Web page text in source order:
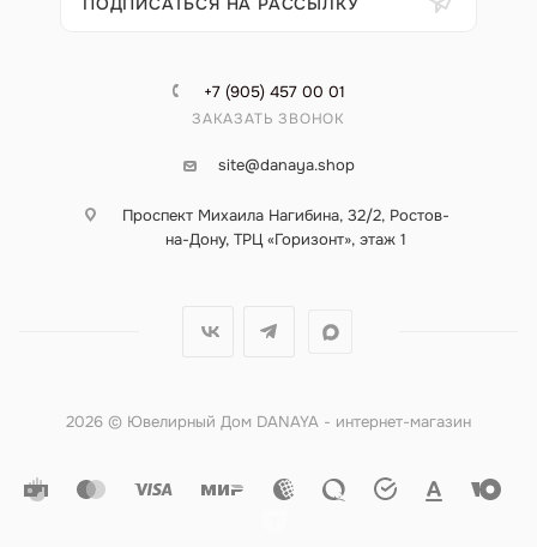
+7 (905) 457 00 01
ЗАКАЗАТЬ ЗВОНОК
site@danaya.shop
Проспект Михаила Нагибина, 32/2, Ростов-
на-Дону, ТРЦ «Горизонт», этаж 1
2026 © Ювелирный Дом DANAYA - интернет-магазин